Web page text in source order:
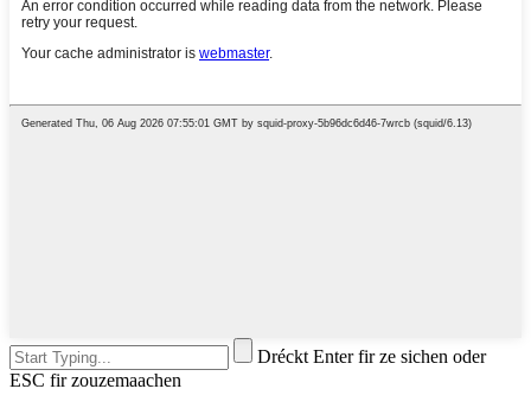
Dréckt Enter fir ze sichen oder
ESC fir zouzemaachen